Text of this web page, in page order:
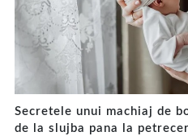
Secretele unui machiaj de
de la slujba pana la